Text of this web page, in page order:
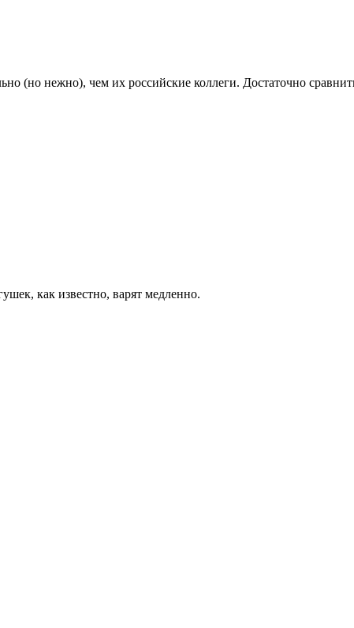
(но нежно), чем их российские коллеги. Достаточно
как известно, варят медленно.